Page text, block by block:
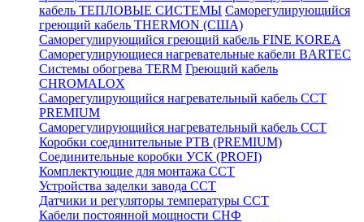
кабель ТЕПЛОВЫЕ СИСТЕМЫ Саморегулирующийся
греющий кабель THERMON (США)
Саморегулирующийся греющий кабель FINE KOREA
Саморегулирующиеся нагревательные кабели BARTEC
Системы обогрева TERM Греющий кабель
CHROMALOX
Саморегулирующийся нагревательный кабель ССТ
PREMIUM
Саморегулирующийся нагревательный кабель ССТ
Коробки соединительные РТВ (PREMIUM)
Соединительные коробки УСК (PROFI)
Комплектующие для монтажа ССТ
Устройства заделки завода ССТ
Датчики и регуляторы температуры ССТ
Кабели постоянной мощности СНФ